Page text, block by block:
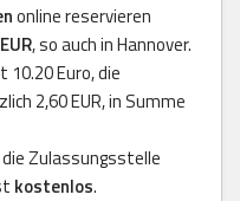
online reservieren
, so auch in Hannover.
Euro, die
2,60 EUR, in Summe
Zulassungsstelle
kostenlos.